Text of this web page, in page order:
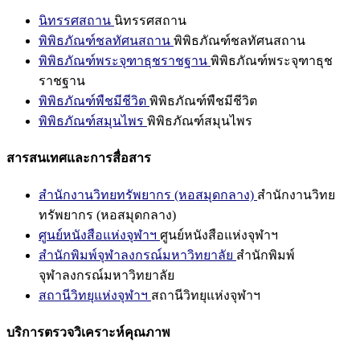
นิทรรศสถาน นิทรรศสถาน
พิพิธภัณฑ์ชลทัศนสถาน พิพิธภัณฑ์ชลทัศนสถาน
พิพิธภัณฑ์พระจุฑาธุชราชฐาน พิพิธภัณฑ์พระจุฑาธุช
ราชฐาน
พิพิธภัณฑ์พืชมีชีวิต พิพิธภัณฑ์พืชมีชีวิต
พิพิธภัณฑ์สมุนไพร พิพิธภัณฑ์สมุนไพร
สารสนเทศและการสื่อสาร
สำนักงานวิทยทรัพยากร (หอสมุดกลาง) สำนักงานวิทย
ทรัพยากร (หอสมุดกลาง)
ศูนย์หนังสือแห่งจุฬาฯ ศูนย์หนังสือแห่งจุฬาฯ
สำนักพิมพ์จุฬาลงกรณ์มหาวิทยาลัย สำนักพิมพ์
จุฬาลงกรณ์มหาวิทยาลัย
สถานีวิทยุแห่งจุฬาฯ สถานีวิทยุแห่งจุฬาฯ
บริการตรวจวิเคราะห์คุณภาพ